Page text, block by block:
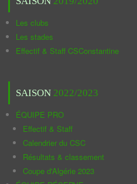
Les clubs
Les stades
Effectif & Staff CSConstantine
SAISON 2022/2023
ÉQUIPE PRO
Effectif & Staff
Calendrier du CSC
Résultats & classement
Coupe d'Algérie 2023